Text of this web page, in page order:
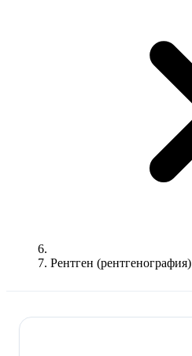
Рентген (рентгенография)